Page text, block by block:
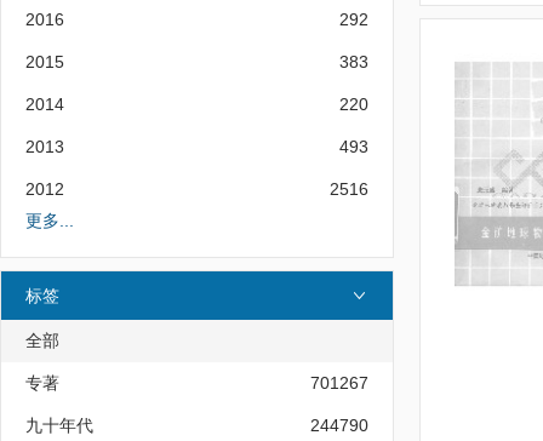
2016 292
2015 383
2014 220
2013 493
2012
2516
更多...
标签
全部
专著 701267
九十年代 244790